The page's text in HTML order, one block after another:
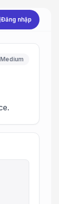
Đăng nhập
Medium